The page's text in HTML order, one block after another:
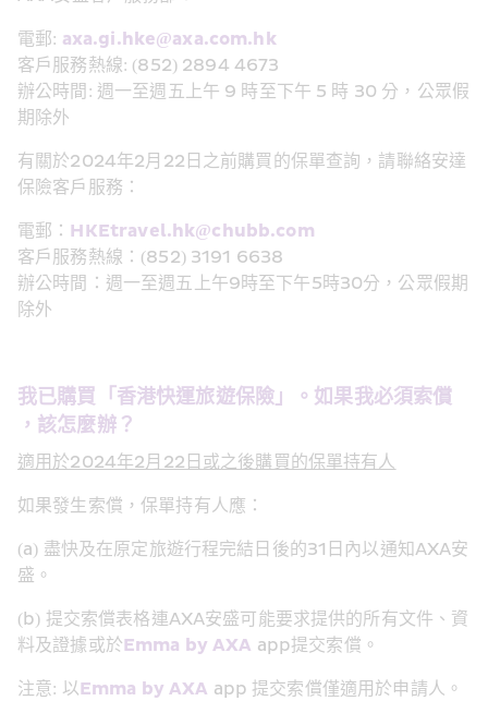
電郵: axa.gi.hke@axa.com.hk
客戶服務熱線: (852) 2894 4673
辦公時間: 週一至週五上午 9 時至下午 5 時 30 分，公眾假
期除外
有關於2024年2月22日之前購買的保單查詢，請聯絡安達
保險客戶服務：
電郵： HKEtravel.hk@chubb.com
客戶服務熱線：(852) 3191 6638
辦公時間：週一至週五上午9時至下午5時30分，公眾假期
除外
我已購買「香港快運旅遊保險」。如果我必須索​償​
，該怎麼辦？
適用於2024年2月22日或之後購買的保單持有人
如果發生索償，保單持有人應：​
(a) ​盡快及在​原定旅遊行程完結日後的31日內​以通知AXA安
盛。​
(b) 提交索償表格連AXA安盛可能要求提供的所有文件、資
料及證據或於Emma by AXA app提交索償。
注意: 以Emma by AXA app 提交索償僅適用於申請人。